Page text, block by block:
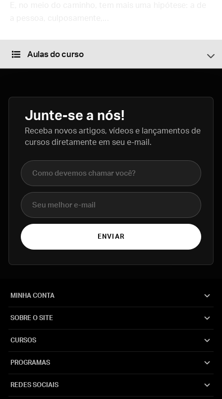
Aulas do curso
Junte-se a nós!
Receba novos artigos, vídeos e lançamentos de
cursos diretamente em seu e-mail.
Nome completo
E-mail
ENVIAR
MINHA CONTA
SOBRE O SITE
CURSOS
PROGRAMAS
REDES SOCIAIS